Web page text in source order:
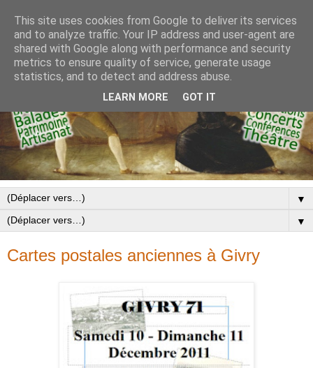
▼
▼
Cartes postales anciennes à Givry
This site uses cookies from Google to deliver its services
and to analyze traffic. Your IP address and user-agent are
shared with Google along with performance and security
metrics to ensure quality of service, generate usage
statistics, and to detect and address abuse.
LEARN MORE GOT IT